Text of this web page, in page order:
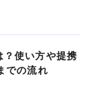
？使い方や提携
での流れ